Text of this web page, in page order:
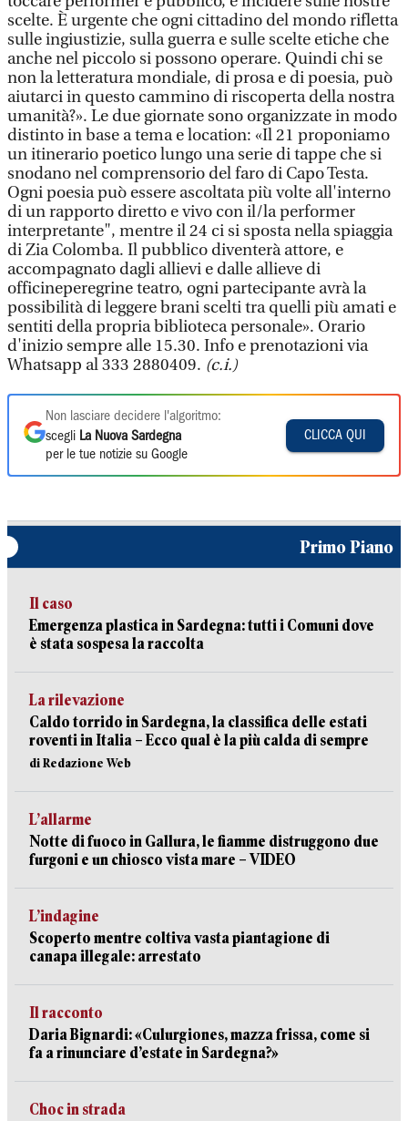
scelte. È urgente che ogni cittadino del mondo rifletta
sulle ingiustizie, sulla guerra e sulle scelte etiche che
anche nel piccolo si possono operare. Quindi chi se
non la letteratura mondiale, di prosa e di poesia, può
aiutarci in questo cammino di riscoperta della nostra
umanità?». Le due giornate sono organizzate in modo
distinto in base a tema e location: «Il 21 proponiamo
un itinerario poetico lungo una serie di tappe che si
snodano nel comprensorio del faro di Capo Testa.
Ogni poesia può essere ascoltata più volte all'interno
di un rapporto diretto e vivo con il/la performer
interpretante", mentre il 24 ci si sposta nella spiaggia
di Zia Colomba. Il pubblico diventerà attore, e
accompagnato dagli allievi e dalle allieve di
officineperegrine teatro, ogni partecipante avrà la
possibilità di leggere brani scelti tra quelli più amati e
sentiti della propria biblioteca personale». Orario
d'inizio sempre alle 15.30. Info e prenotazioni via
Whatsapp al 333 2880409. (c.i.)
Non lasciare decidere l'algoritmo:
scegli La Nuova Sardegna
per le tue notizie su Google
CLICCA QUI
Primo Piano
Il caso
Emergenza plastica in Sardegna: tutti i Comuni dove
è stata sospesa la raccolta
La rilevazione
Caldo torrido in Sardegna, la classifica delle estati
roventi in Italia – Ecco qual è la più calda di sempre
di Redazione Web
L’allarme
Notte di fuoco in Gallura, le fiamme distruggono due
furgoni e un chiosco vista mare – VIDEO
L’indagine
Scoperto mentre coltiva vasta piantagione di
canapa illegale: arrestato
Il racconto
Daria Bignardi: «Culurgiones, mazza frissa, come si
fa a rinunciare d’estate in Sardegna?»
Choc in strada